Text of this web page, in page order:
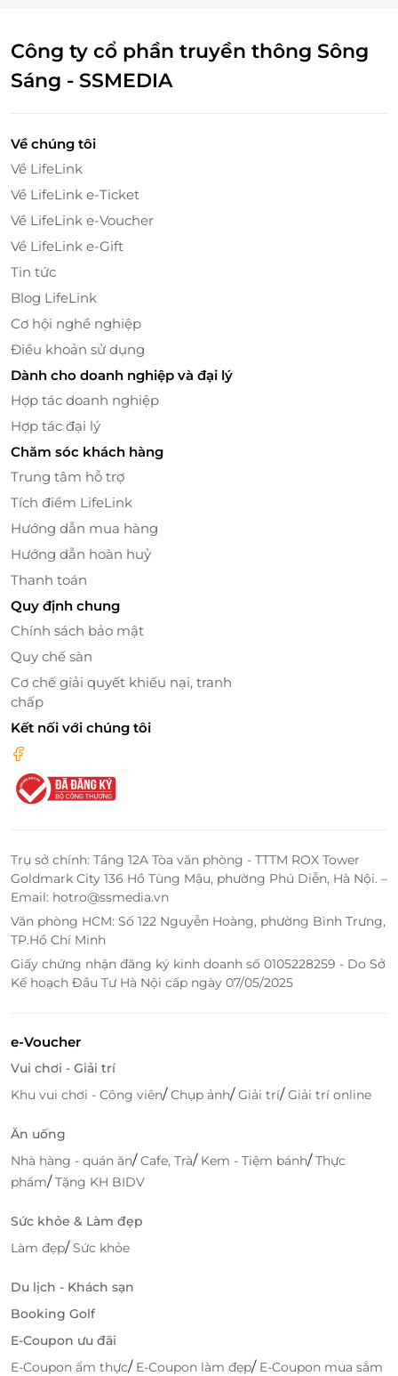
Thực đơn 3 món đặc biệt
Gói voucher áp dụng thực đơn 3 món (3 course
menu) được đầu bếp chọn lọc tinh tế, kết hợp hài
hòa giữa ẩm thực Á - Âu, nguyên liệu tươi ngon đặc
nghiệm không gian mở, lãng mạn chỉ có tại du
thuyền SaiGon Princess.
mục
Hành trình dọc sông Sài Gòn của SaiGon Princess sẽ
đưa bạn đi qua hàng loạt các biểu tượng nổi tiếng:
từ Vinhomes Central Park, Landmark 81 cho đến
Bitexco sáng rực về đêm. Không chỉ vậy, tầng sky
view là góc ngắm thành phố lý tưởng, ban ngày yên
ả còn buổi tối trở thành sàn nhạc sống, khiêu vũ
hoặc khu sân khấu nghệ thuật đặc biệt.
Đặt deal ưu đãi chất lượng
LifeLink là địa chỉ tin cậy cho khách hàng yêu thích
các trải nghiệm du lịch - giải trí khác biệt với mức giá
ưu đãi hấp dẫn, quy trình đặt vé nhanh, thanh toán
an toàn và đảm bảo quyền lợi minh bạch khi sử
dụng dịch vụ cao cấp.
Khách hàng nhận được gì từ LifeLink?
trọng cho mọi nhu cầu và đối tượng.
Voucher điện tử xác nhận nhanh, giữ chỗ dễ
Đội ngũ tư vấn, hỗ trợ tận tâm từ khâu đặt chỗ
Dịch vụ uy tín, minh bạch, cam kết đúng thông
tin từ đối tác.
ngay hôm nay
Số lượng chỗ trên du thuyền giới hạn cho mỗi hành
quaLifeLinkđể giữ trọn vẹn ưu đãi cho dịp cuối
tuần hoặc những buổi kỷ niệm quan trọng của bạn
cùng người thân yêu. Một bữa tối đặc sắc, trải
nghiệm độc nhất chỉ có tại SaiGon Princess đang
Công ty cổ phần truyền thông Sông
Sáng - SSMEDIA
Về chúng tôi
Về LifeLink
Về LifeLink e-Ticket
Về LifeLink e-Voucher
Về LifeLink e-Gift
Tin tức
Blog LifeLink
Cơ hội nghề nghiệp
Điều khoản sử dụng
Dành cho doanh nghiệp và đại lý
Hợp tác doanh nghiệp
Hợp tác đại lý
Chăm sóc khách hàng
Trung tâm hỗ trợ
Tích điểm LifeLink
Hướng dẫn mua hàng
Hướng dẫn hoàn huỷ
Thanh toán
Quy định chung
Chính sách bảo mật
Quy chế sàn
Cơ chế giải quyết khiếu nại, tranh
chấp
Kết nối với chúng tôi
Trụ sở chính: Tầng 12A Tòa văn phòng - TTTM ROX Tower
Goldmark City 136 Hồ Tùng Mậu, phường Phú Diễn, Hà Nội. –
Email: hotro@ssmedia.vn
Văn phòng HCM: Số 122 Nguyễn Hoàng, phường Bình Trưng,
TP.Hồ Chí Minh
Giấy chứng nhận đăng ký kinh doanh số 0105228259 - Do Sở
Kế hoạch Đầu Tư Hà Nội cấp ngày 07/05/2025
e-Voucher
Vui chơi - Giải trí
Khu vui chơi - Công viên/Chụp ảnh/Giải trí/Giải trí online
Ăn uống
Nhà hàng - quán ăn/Cafe, Trà/ Kem - Tiệm bánh/Thực
phẩm/Tặng KH BIDV
Sức khỏe & Làm đẹp
Làm đẹp/Sức khỏe
Du lịch - Khách sạn
Booking Golf
E-Coupon ưu đãi
E-Coupon ẩm thực/ E-Coupon làm đẹp/ E-Coupon mua sắm